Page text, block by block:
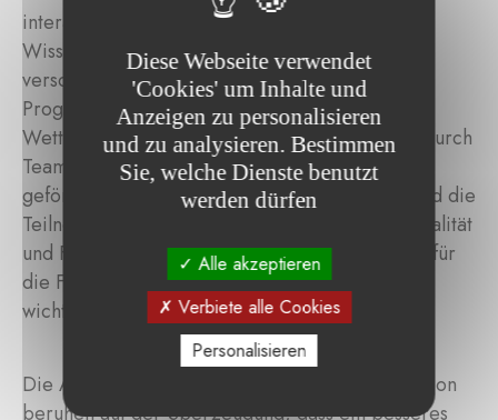
interaktives Lernen, angeleitet von erfahrenen
Wissenschaftlern und Ingenieuren aus
verschiedenen Fachbereichen. Im Rahmen des
Programms können die Schüler sich auch auf
Wettbewerbe vorbereiten und teilnehmen, wodurch
Teamarbeit und Kommunikationsfähigkeiten
gefördert werden. Am Ende des Programms sind die
Teilnehmer gut darauf vorbereitet, zwischen Realität
und Fiktion zu unterscheiden – ein Aspekt, der für
die Fondation „Science for Society“ besonders
wichtig ist.
Die Aktivitäten der Science for Society Foundation
beruhen auf der Überzeugung, dass ein besseres
Diese Webseite verwendet
'Cookies' um Inhalte und
Anzeigen zu personalisieren
und zu analysieren. Bestimmen
Sie, welche Dienste benutzt
werden dürfen
Alle akzeptieren
Verbiete alle Cookies
Personalisieren